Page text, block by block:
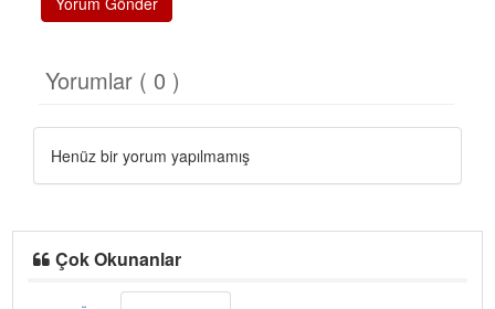
Yorumlar ( 0 )
Henüz bir yorum yapılmamış
Çok Okunanlar